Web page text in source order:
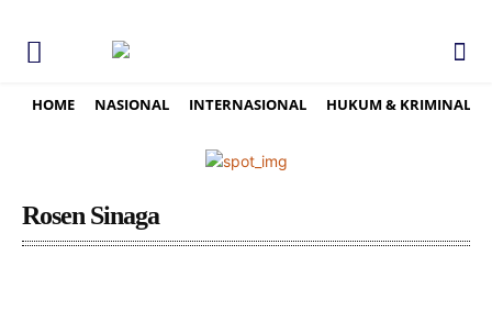
HOME NASIONAL INTERNASIONAL HUKUM & KRIMINAL
Rosen Sinaga